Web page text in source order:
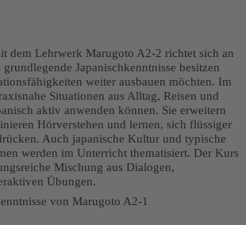
dem Lehrwerk Marugoto A2-2 richtet sich an
Japanischkenntnisse besitzen
weiter ausbauen möchten. Im
Situationen aus Alltag, Reisen und
aktiv anwenden können. Sie erweitern
Hörverstehen und lernen, sich flüssiger
Auch japanische Kultur und typische
werden im Unterricht thematisiert. Der Kurs
Mischung aus Dialogen,
Übungen.
von Marugoto A2-1